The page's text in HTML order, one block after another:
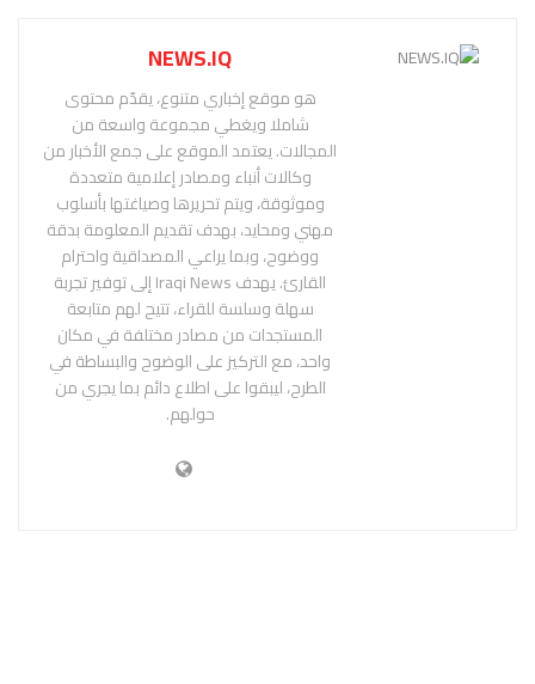
NEWS.IQ
هو موقع إخباري متنوع، يقدّم محتوى
شاملا ويغطي مجموعة واسعة من
المجالات. يعتمد الموقع على جمع الأخبار من
وكالات أنباء ومصادر إعلامية متعددة
وموثوقة، ويتم تحريرها وصياغتها بأسلوب
مهني ومحايد، بهدف تقديم المعلومة بدقة
ووضوح، وبما يراعي المصداقية واحترام
القارئ. يهدف Iraqi News إلى توفير تجربة
سهلة وسلسة للقراء، تتيح لهم متابعة
المستجدات من مصادر مختلفة في مكان
واحد، مع التركيز على الوضوح والبساطة في
الطرح، ليبقوا على اطلاع دائم بما يجري من
حولهم.